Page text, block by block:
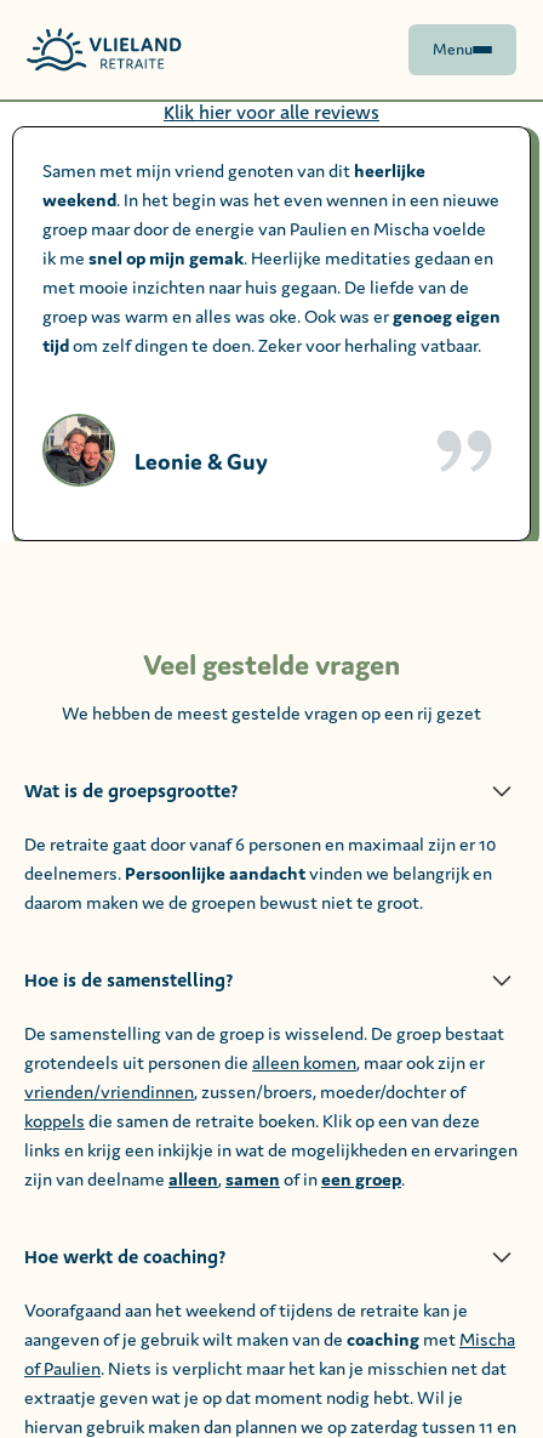
Menu
Klik hier voor alle reviews
Samen met mijn vriend genoten van dit heerlijke
weekend. In het begin was het even wennen in een nieuwe
groep maar door de energie van Paulien en Mischa voelde
ik me snel op mijn gemak. Heerlijke meditaties gedaan en
met mooie inzichten naar huis gegaan. De liefde van de
groep was warm en alles was oke. Ook was ergenoeg eigen
tijdom zelf dingen te doen. Zeker voor herhaling vatbaar.
Leonie & Guy
Veel gestelde vragen
We hebben de meest gestelde vragen op een rij gezet
Wat is de groepsgrootte?
De retraite gaat door vanaf 6 personen en maximaal zijn er 10
deelnemers. Persoonlijke aandachtvinden we belangrijk en
daarom maken we de groepen bewust niet te groot.
Hoe is de samenstelling?
De samenstelling van de groep is wisselend. De groep bestaat
grotendeels uit personen die alleen komen, maar ook zijn er
vrienden/vriendinnen, zussen/broers, moeder/dochter of
koppels die samen de retraite boeken. Klik op een van deze
links en krijg een inkijkje in wat de mogelijkheden en ervaringen
zijn van deelname alleen,samen of ineen groep.
Hoe werkt de coaching?
Voorafgaand aan het weekend of tijdens de retraite kan je
aangeven of je gebruik wilt maken van de coaching met Mischa
of Paulien. Niets is verplicht maar het kan je misschien net dat
extraatje geven wat je op dat moment nodig hebt. Wil je
hiervan gebruik maken dan plannen we op zaterdag tussen 11 en